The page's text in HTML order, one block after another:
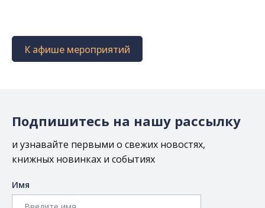
К афише мероприятий
Подпишитесь на нашу рассылку
и узнавайте первыми о свежих новостях,
книжных новинках и событиях
Имя